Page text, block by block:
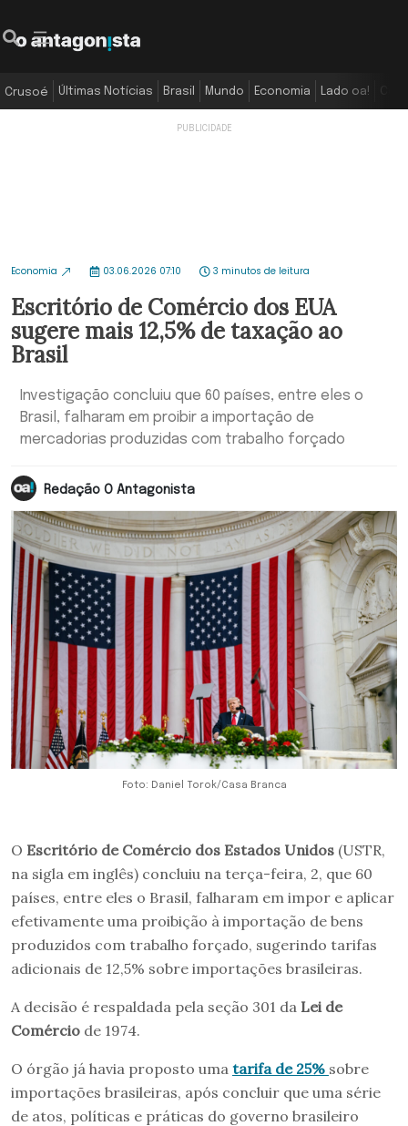
Crusoé Últimas Notícias Brasil Mundo Economia Lado oa!
Economia 03.06.2026 07:10 3 minutos de leitura
Escritório de Comércio dos EUA
sugere mais 12,5% de taxação ao
Brasil
Investigação concluiu que 60 países, entre eles o
Brasil, falharam em proibir a importação de
mercadorias produzidas com trabalho forçado
Redação O Antagonista
Foto: Daniel Torok/Casa Branca
O Escritório de Comércio dos Estados Unidos (USTR,
na sigla em inglês) concluiu na terça-feira, 2, que 60
países, entre eles o Brasil, falharam em impor e aplicar
efetivamente uma proibição à importação de bens
produzidos com trabalho forçado, sugerindo tarifas
adicionais de 12,5% sobre importações brasileiras.
A decisão é respaldada pela seção 301 da Lei de
Comércio de 1974.
O órgão já havia proposto uma tarifa de 25% sobre
importações brasileiras, após concluir que uma série
de atos, políticas e práticas do governo brasileiro